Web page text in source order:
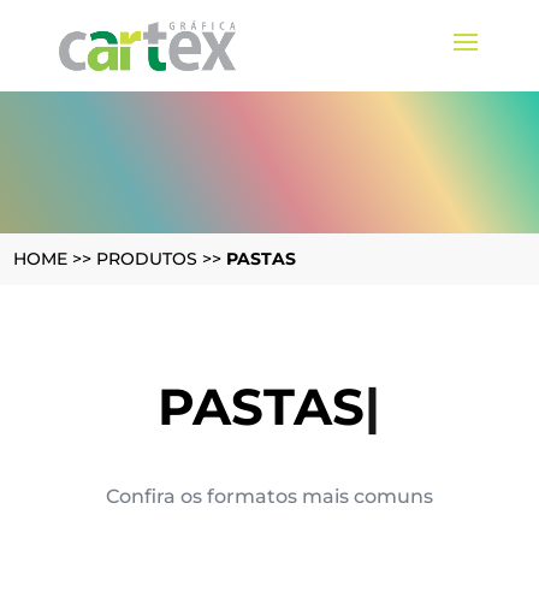
HOME >> PRODUTOS >> PASTAS
PASTAS|
Confira os formatos mais comuns